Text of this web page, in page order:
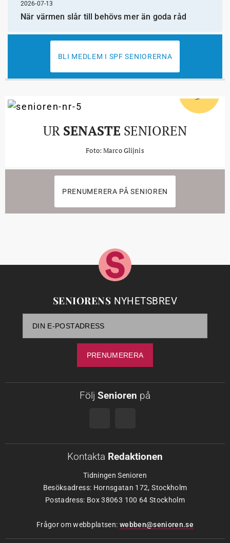
2026-07-13
När värmen slår till behövs mer än goda råd
BLI MEDLEM I SPF SENIORERNA
5
UR SENASTE SENIOREN
Foto: Marco Glijnis
PRENUMERERA PÅ SENIOREN
SENIORENS NYHETSBREV
Följ Senioren på
Kontakta Redaktionen
Tidningen Senioren
Besöksadress: Hornsgatan 172, Stockholm
Postadress: Box 38063 100 64 Stockholm
Frågor om webbplatsen: webben@senioren.se